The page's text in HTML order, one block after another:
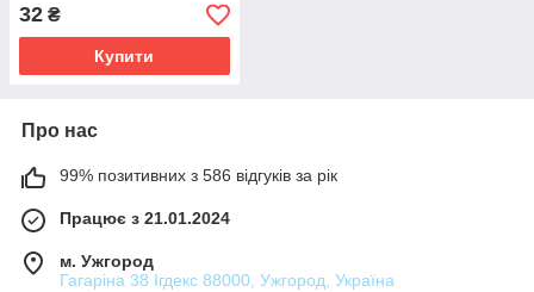
32 ₴
Купити
Про нас
99% позитивних з 586 відгуків за рік
Працює з 21.01.2024
м. Ужгород
Гагаріна 38 Ігдекс 88000, Ужгород, Україна